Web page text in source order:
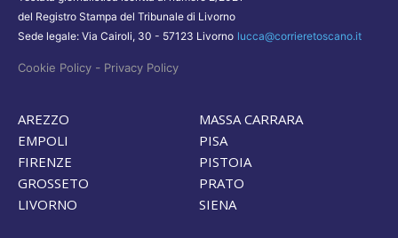
del Registro Stampa del Tribunale di Livorno
Sede legale: Via Cairoli, 30 - 57123 Livorno lucca@corrieretoscano.it
Cookie Policy - Privacy Policy
AREZZO
EMPOLI
FIRENZE
GROSSETO
LIVORNO
MASSA CARRARA
PISA
PISTOIA
PRATO
SIENA